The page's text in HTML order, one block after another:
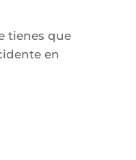
tienes que
en